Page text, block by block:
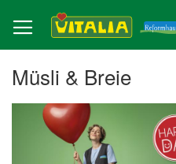
zum
Inhalt
Müsli & Breie